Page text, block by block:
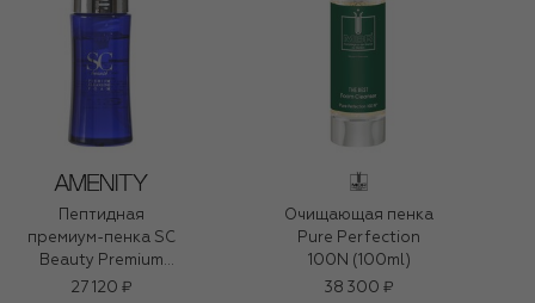
Пептидная
премиум-пенка SC
Beauty Premium
Cleansing (150ml)
27 120 ₽
Очищающая пенка
Pure Perfection
100N (100ml)
38 300 ₽